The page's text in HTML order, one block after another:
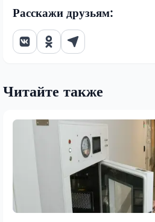
Расскажи друзьям:
Читайте также